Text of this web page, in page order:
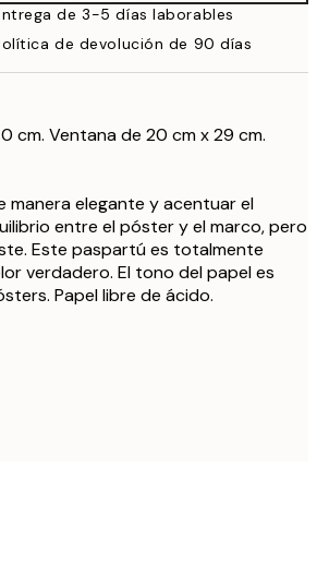
de 3-5 días laborables
de devolución de 90 días
cm. Ventana de 20 cm x 29 cm.
manera elegante y acentuar el
entre el póster y el marco, pero
Este paspartú es totalmente
verdadero. El tono del papel es
Papel libre de ácido.